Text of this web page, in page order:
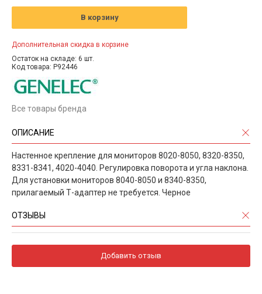
В корзину
Дополнительная скидка в корзине
Остаток на складе: 6 шт.
Код товара: P92446
Все товары бренда
ОПИСАНИЕ
Настенное крепление для мониторов 8020-8050, 8320-8350,
8331-8341, 4020-4040. Регулировка поворота и угла наклона.
Для установки мониторов 8040-8050 и 8340-8350,
прилагаемый Т-адаптер не требуется. Черное
ОТЗЫВЫ
Добавить отзыв